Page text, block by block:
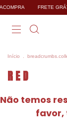
FRETE
Início
R E D
Não temos
favor,